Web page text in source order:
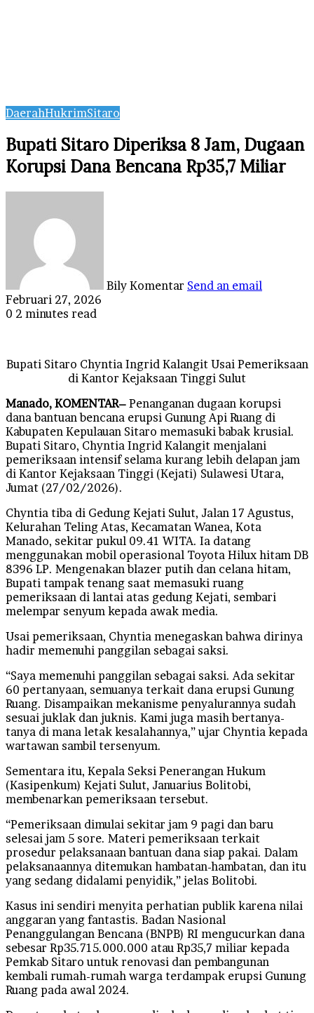
DaerahHukrimSitaro
Bupati Sitaro Diperiksa 8 Jam, Dugaan
Korupsi Dana Bencana Rp35,7 Miliar
Bily Komentar Send an email
Februari 27, 2026
0 2 minutes read
Bupati Sitaro Chyntia Ingrid Kalangit Usai Pemeriksaan
di Kantor Kejaksaan Tinggi Sulut
Manado, KOMENTAR– Penanganan dugaan korupsi
dana bantuan bencana erupsi Gunung Api Ruang di
Kabupaten Kepulauan Sitaro memasuki babak krusial.
Bupati Sitaro, Chyntia Ingrid Kalangit menjalani
pemeriksaan intensif selama kurang lebih delapan jam
di Kantor Kejaksaan Tinggi (Kejati) Sulawesi Utara,
Jumat (27/02/2026).
Chyntia tiba di Gedung Kejati Sulut, Jalan 17 Agustus,
Kelurahan Teling Atas, Kecamatan Wanea, Kota
Manado, sekitar pukul 09.41 WITA. Ia datang
menggunakan mobil operasional Toyota Hilux hitam DB
8396 LP. Mengenakan blazer putih dan celana hitam,
Bupati tampak tenang saat memasuki ruang
pemeriksaan di lantai atas gedung Kejati, sembari
melempar senyum kepada awak media.
Usai pemeriksaan, Chyntia menegaskan bahwa dirinya
hadir memenuhi panggilan sebagai saksi.
“Saya memenuhi panggilan sebagai saksi. Ada sekitar
60 pertanyaan, semuanya terkait dana erupsi Gunung
Ruang. Disampaikan mekanisme penyalurannya sudah
sesuai juklak dan juknis. Kami juga masih bertanya-
tanya di mana letak kesalahannya,” ujar Chyntia kepada
wartawan sambil tersenyum.
Sementara itu, Kepala Seksi Penerangan Hukum
(Kasipenkum) Kejati Sulut, Januarius Bolitobi,
membenarkan pemeriksaan tersebut.
“Pemeriksaan dimulai sekitar jam 9 pagi dan baru
selesai jam 5 sore. Materi pemeriksaan terkait
prosedur pelaksanaan bantuan dana siap pakai. Dalam
pelaksanaannya ditemukan hambatan-hambatan, dan itu
yang sedang didalami penyidik,” jelas Bolitobi.
Kasus ini sendiri menyita perhatian publik karena nilai
anggaran yang fantastis. Badan Nasional
Penanggulangan Bencana (BNPB) RI mengucurkan dana
sebesar Rp35.715.000.000 atau Rp35,7 miliar kepada
Pemkab Sitaro untuk renovasi dan pembangunan
kembali rumah-rumah warga terdampak erupsi Gunung
Ruang pada awal 2024.